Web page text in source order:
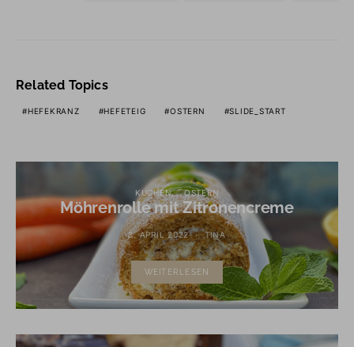
Related Topics
HEFEKRANZ HEFETEIG OSTERN SLIDE_START
KUCHEN OSTERN
Möhrenrolle mit Zitronencreme
3. APRIL 2022 TINA
WEITERLESEN